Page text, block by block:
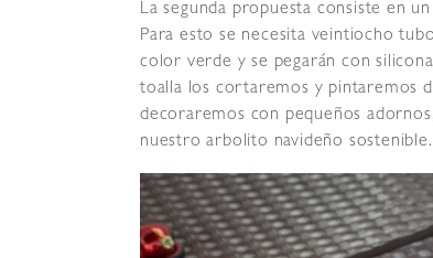
La segunda propuesta consiste en
Para esto se necesita veintiocho
color verde y se pegarán con
toalla los cortaremos y pintaremos
decoraremos con pequeños
nuestro arbolito navideño sostenible.